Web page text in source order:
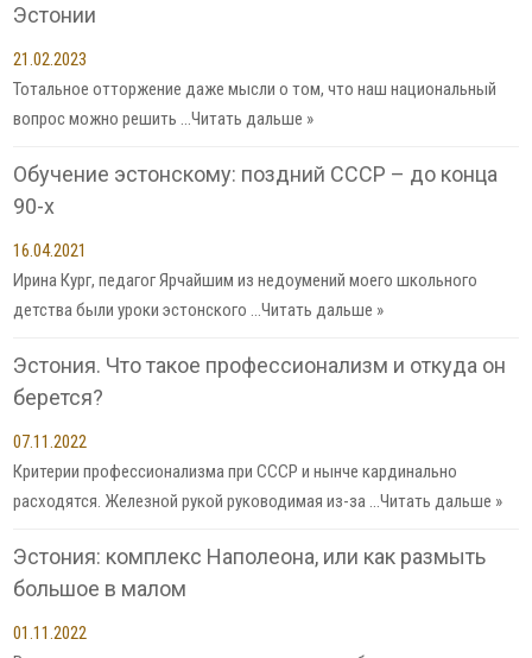
Эстонии
21.02.2023
Тотальное отторжение даже мысли о том, что наш национальный
вопрос можно решить …Читать дальше »
Обучение эстонскому: поздний СССР – до конца
90-х
16.04.2021
Ирина Кург, педагог Ярчайшим из недоумений моего школьного
детства были уроки эстонского …Читать дальше »
Эстония. Что такое профессионализм и откуда он
берется?
07.11.2022
Критерии профессионализма при СССР и нынче кардинально
расходятся. Железной рукой руководимая из-за …Читать дальше »
Эстония: комплекс Наполеона, или как размыть
большое в малом
01.11.2022